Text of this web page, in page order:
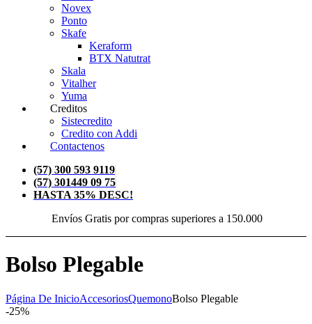
Novex
Ponto
Skafe
Keraform
BTX Natutrat
Skala
Vitalher
Yuma
Creditos
Sistecredito
Credito con Addi
Contactenos
(57) 300 593 9119
(57) 301449 09 75
HASTA 35% DESC!
Envíos Gratis por compras superiores a 150.000
Bolso Plegable
Página De InicioAccesoriosQuemonoBolso Plegable
-25%